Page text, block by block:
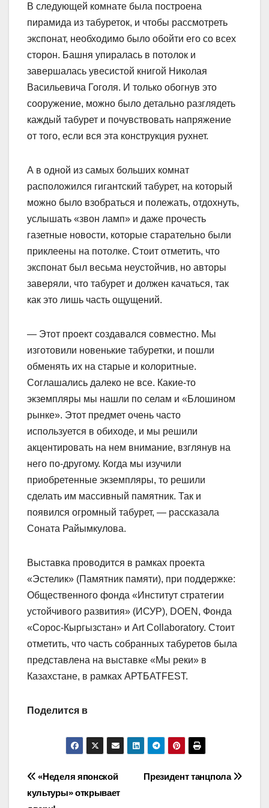
В следующей комнате была построена
пирамида из табуреток, и чтобы рассмотреть
экспонат, необходимо было обойти его со всех
сторон. Башня упиралась в потолок и
завершалась увесистой книгой Николая
Васильевича Гоголя. И только обогнув это
сооружение, можно было детально разглядеть
каждый табурет и почувствовать напряжение
от того, если вся эта конструкция рухнет.
А в одной из самых больших комнат
расположился гигантский табурет, на который
можно было взобраться и полежать, отдохнуть,
услышать «звон ламп» и даже прочесть
газетные новости, которые старательно были
приклеены на потолке. Стоит отметить, что
экспонат был весьма неустойчив, но авторы
заверяли, что табурет и должен качаться, так
как это лишь часть ощущений.
— Этот проект создавался совместно. Мы
изготовили новенькие табуретки, и пошли
обменять их на старые и колоритные.
Соглашались далеко не все. Какие-то
экземпляры мы нашли по селам и «Блошином
рынке». Этот предмет очень часто
используется в обиходе, и мы решили
акцентировать на нем внимание, взглянув на
него по-другому. Когда мы изучили
приобретенные экземпляры, то решили
сделать им массивный памятник. Так и
появился огромный табурет, — рассказала
Соната Райымкулова.
Выставка проводится в рамках проекта
«Эстелик» (Памятник памяти), при поддержке:
Общественного фонда «Институт стратегии
устойчивого развития» (ИСУР), DOEN, Фонда
«Сорос-Кыргызстан» и Art Collaboratory. Стоит
отметить, что часть собранных табуретов была
представлена на выставке «Мы реки» в
Казахстане, в рамках АРТБАТFEST.
Поделится в
Навигация
Президент танцпола
«Неделя японской
культуры» открывает